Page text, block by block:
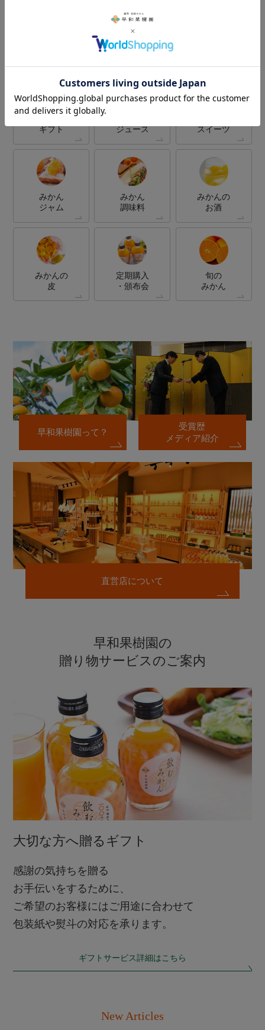
Category
商品カテゴリー
ギフト
ジュース
スイーツ
みかん
ジャム
みかん
調味料
みかんの
お酒
みかんの
皮
定期購入
・頒布会
旬の
みかん
早和果樹園って？
受賞歴
メディア紹介
直営店について
早和果樹園の
贈り物サービスのご案内
大切な方へ贈るギフト
感謝の気持ちを贈る
お手伝いをするために、
ご希望のお客様にはご用途に合わせて
包装紙や熨斗の対応を承ります。
ギフトサービス詳細はこちら